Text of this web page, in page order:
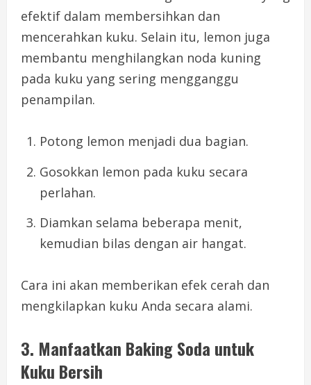
efektif dalam membersihkan dan
mencerahkan kuku. Selain itu, lemon juga
membantu menghilangkan noda kuning
pada kuku yang sering mengganggu
penampilan.
Potong lemon menjadi dua bagian.
Gosokkan lemon pada kuku secara
perlahan.
Diamkan selama beberapa menit,
kemudian bilas dengan air hangat.
Cara ini akan memberikan efek cerah dan
mengkilapkan kuku Anda secara alami.
3. Manfaatkan Baking Soda untuk
Kuku Bersih